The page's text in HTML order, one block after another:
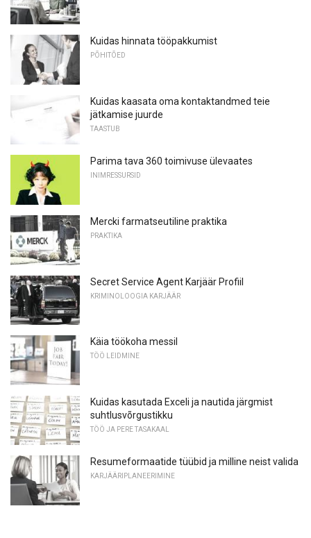
Kuidas hinnata tööpakkumist
PÕHITÕED
Kuidas kaasata oma kontaktandmed teie
jätkamise juurde
TAASTUB
Parima tava 360 toimivuse ülevaates
INIMRESSURSID
Mercki farmatseutiline praktika
PRAKTIKA
Secret Service Agent Karjäär Profiil
KRIMINOLOOGIA KARJÄÄR
Käia töökoha messil
TÖÖ LEIDMINE
Kuidas kasutada Exceli ja nautida järgmist
suhtlusvõrgustikku
TÖÖ JA PERE TASAKAAL
Resumeformaatide tüübid ja milline neist valida
KARJÄÄRIPLANEERIMINE